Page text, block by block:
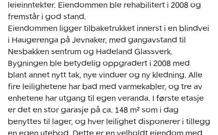
leieinntekter. Eiendommen ble rehabilitert i 2008 og
fremstår i god stand.
Eiendommen ligger tilbaketrukket innerst i en blindvei
i Haugerenga på Jevnaker, med gangavstand til
Nesbakken sentrum og Hadeland Glassverk.
Bygningen ble betydelig oppgradert i 2008 med
blant annet nytt tak, nye vinduer og ny kledning. Alle
fire leilighetene har bad med varmekabler, og tre av
enhetene har utgang til egen veranda. I første etasje
er det en stor garasje på ca. 148 m² som i dag
benyttes til lager, og hver leilighet disponerer i tillegg